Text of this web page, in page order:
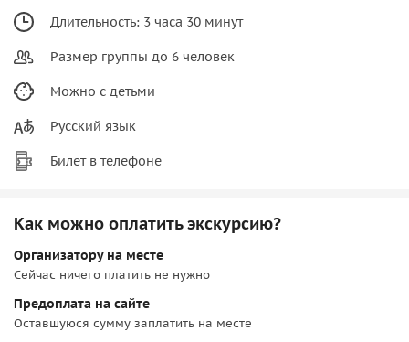
Длительность: 3 часа 30 минут
Размер группы до 6 человек
Можно с детьми
Русский язык
Билет в телефоне
Как можно оплатить экскурсию?
Организатору на месте
Сейчас ничего платить не нужно
Предоплата на сайте
Оставшуюся сумму заплатить на месте